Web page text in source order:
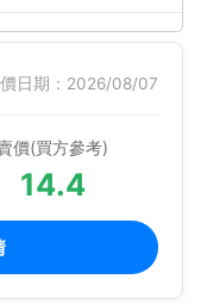
日期：2026/08/07
價(買方參考)
14.4